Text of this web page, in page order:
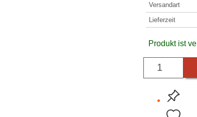
Versandart
Lieferzeit
Produkt ist